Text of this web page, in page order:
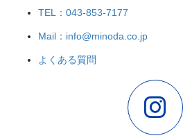
TEL：043-853-7177
Mail：info@minoda.co.jp
よくある質問